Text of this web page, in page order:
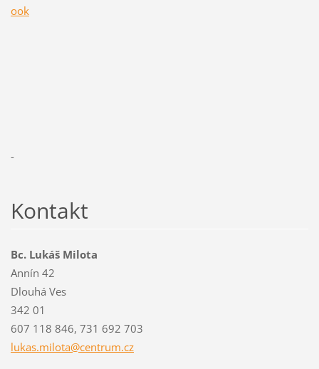
ook
-
Kontakt
Bc. Lukáš Milota
Annín 42
Dlouhá Ves
342 01
607 118 846, 731 692 703
lukas.milota@centrum.cz